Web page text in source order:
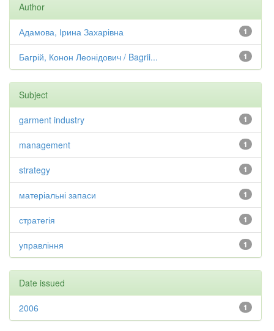
Author
1
Адамова, Ірина Захарівна
1
Багрій, Конон Леонідович / Bagrii...
Subject
1
garment industry
1
management
1
strategy
1
матеріальні запаси
1
стратегія
1
управління
Date issued
1
2006